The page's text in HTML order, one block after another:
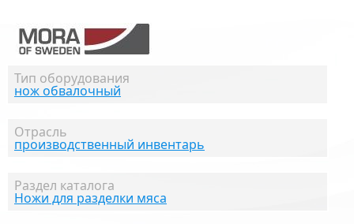
Тип оборудования
нож обвалочный
Отрасль
производственный инвентарь
Раздел каталога
Ножи для разделки мяса